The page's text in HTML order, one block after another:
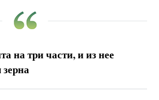
на три части, и из нее